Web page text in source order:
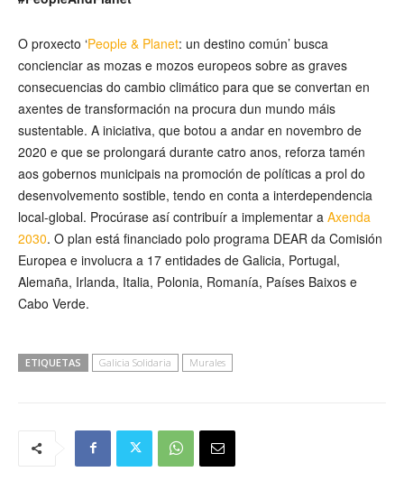
O proxecto ‘People & Planet: un destino común’ busca
concienciar as mozas e mozos europeos sobre as graves
consecuencias do cambio climático para que se convertan en
axentes de transformación na procura dun mundo máis
sustentable. A iniciativa, que botou a andar en novembro de
2020 e que se prolongará durante catro anos, reforza tamén
aos gobernos municipais na promoción de políticas a prol do
desenvolvemento sostible, tendo en conta a interdependencia
local-global. Procúrase así contribuír a implementar a Axenda
2030. O plan está financiado polo programa DEAR da Comisión
Europea e involucra a 17 entidades de Galicia, Portugal,
Alemaña, Irlanda, Italia, Polonia, Romanía, Países Baixos e
Cabo Verde.
ETIQUETAS Galicia Solidaria Murales